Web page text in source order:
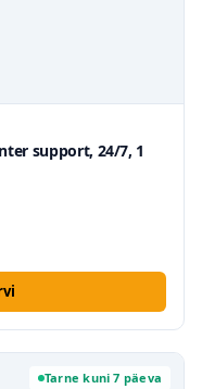
support, 24/7, 1
Tarne kuni 7 päeva